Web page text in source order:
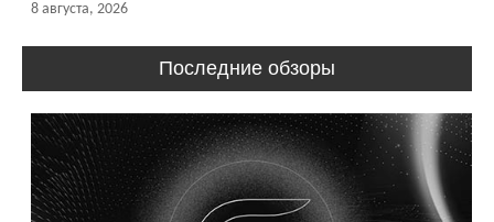
8 августа, 2026
Последние обзоры